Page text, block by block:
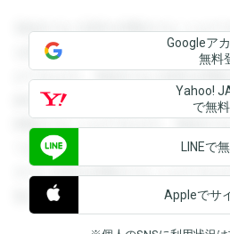
登録すると回答を閲覧することが
を閲覧することができます。登録
ができます。登録すると回答を閲
録すると回答を閲覧することがで
閲覧することができます。登録す
できます。登録すると回答を閲覧
すると回答を閲覧することができ
覧することができます。
Googleア
無料
Yahoo!
で無
LINEで
Appleでサ